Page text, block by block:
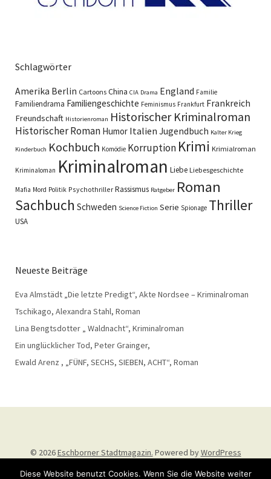
Schlagwörter
Amerika Berlin Cartoons China CIA Drama England Familie
Familiendrama Familiengeschichte Feminismus Frankfurt Frankreich
Freundschaft Historienroman Historischer Kriminalroman
Historischer Roman Humor Italien Jugendbuch Kalter Krieg
Kinderbuch Kochbuch Komödie Korruption Krimi Krimialroman
Kriminaloman Kriminalroman Liebe Liebesgeschichte
Mafia Mord Politik Psychothriller Rassismus Ratgeber Roman
Sachbuch Schweden Science Fiction Serie Spionage Thriller
USA
Neueste Beiträge
Eva Almstädt „Die letzte Predigt“, Akte Nordsee – Kriminalroman
Tschikago, Alexandra Stahl, Roman
Lina Bengtsdotter „ Waldnacht“, Kriminalroman
Ein unglücklicher Tod, Peter Grainger,
Ewald Arenz , „FÜNF, SECHS, SIEBEN, ACHT“, Roman
© 2026Eschborner Stadtmagazin. Powered byWordPress
Diese Website benutzt Cookies. Wenn Sie die Website weiter